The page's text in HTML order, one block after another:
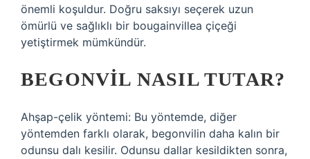
önemli koşuldur. Doğru saksıyı seçerek uzun
ömürlü ve sağlıklı bir bougainvillea çiçeği
yetiştirmek mümkündür.
BEGONVIL NASIL TUTAR?
Ahşap-çelik yöntemi: Bu yöntemde, diğer
yöntemden farklı olarak, begonvilin daha kalın bir
odunsu dalı kesilir. Odunsu dallar kesildikten sonra,